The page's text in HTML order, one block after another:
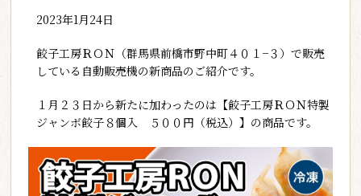
2023年1月24日
餃子工房ＲＯＮ（群馬県前橋市野中町４０１−３）で販売
している自動販売機の新商品のご紹介です。
１月２３日から新たに加わったのは【餃子工房ＲＯＮ特製
ジャンボ餃子８個入 ５００円（税込）】の商品です。